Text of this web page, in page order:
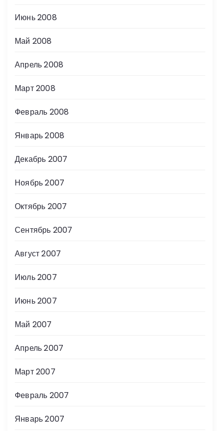
Июнь 2008
Май 2008
Апрель 2008
Март 2008
Февраль 2008
Январь 2008
Декабрь 2007
Ноябрь 2007
Октябрь 2007
Сентябрь 2007
Август 2007
Июль 2007
Июнь 2007
Май 2007
Апрель 2007
Март 2007
Февраль 2007
Январь 2007